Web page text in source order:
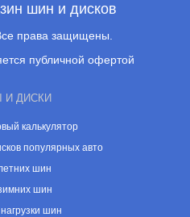
шин и дисков
права защищены.
публичной офертой
И ДИСКИ
калькулятор
популярных авто
шин
шин
шин